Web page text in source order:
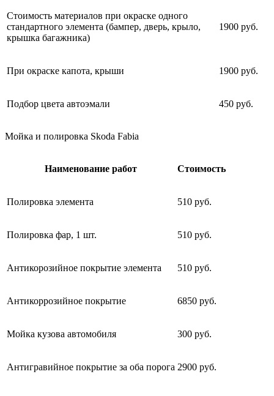
Стоимость материалов при окраске одного
стандартного элемента (бампер, дверь, крыло,
крышка багажника)
1900 руб.
При окраске капота, крыши 1900 руб.
Подбор цвета автоэмали 450 руб.
Мойка и полировка Skoda Fabia
Наименование работ Стоимость
Полировка элемента 510 руб.
Полировка фар, 1 шт. 510 руб.
Антикорозийное покрытие элемента 510 руб.
Антикоррозийное покрытие 6850 руб.
Мойка кузова автомобиля 300 руб.
Антигравийное покрытие за оба порога 2900 руб.